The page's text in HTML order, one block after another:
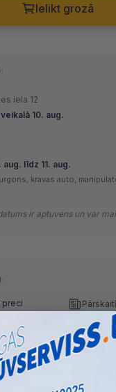
Ielikt grozā
iela 12
10. aug.
aug. līdz 11. aug.
kravas auto,
ir aptuvens un var
preci